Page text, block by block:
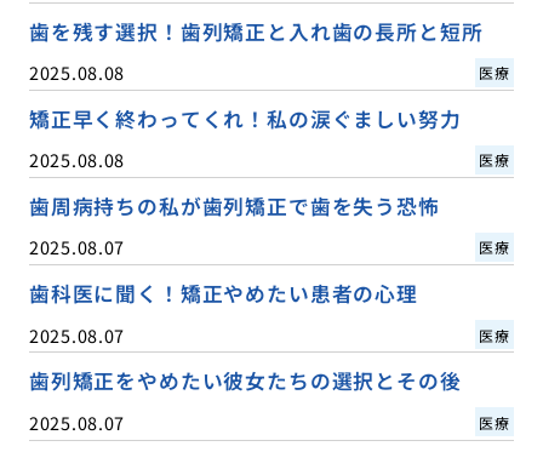
歯を残す選択！歯列矯正と入れ歯の長所と短所
2025.08.08 医療
矯正早く終わってくれ！私の涙ぐましい努力
2025.08.08 医療
歯周病持ちの私が歯列矯正で歯を失う恐怖
2025.08.07 医療
歯科医に聞く！矯正やめたい患者の心理
2025.08.07 医療
歯列矯正をやめたい彼女たちの選択とその後
2025.08.07 医療